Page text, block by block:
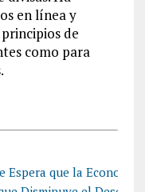
en línea y
de
como para
Espera que la Economía